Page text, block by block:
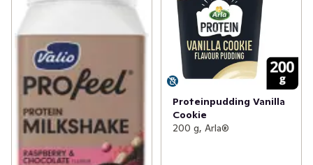
Proteinpudding Vanilla
Cookie
200 g, Arla®